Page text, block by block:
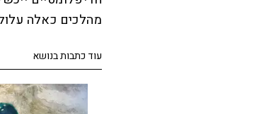
מהלכים כאלה
עוד כתבות בנושא